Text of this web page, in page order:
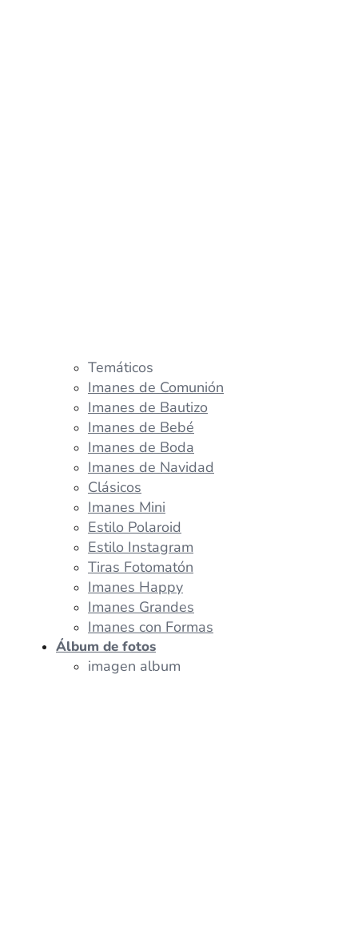
Temáticos
Imanes de Comunión
Imanes de Bautizo
Imanes de Bebé
Imanes de Boda
Imanes de Navidad
Clásicos
Imanes Mini
Estilo Polaroid
Estilo Instagram
Tiras Fotomatón
Imanes Happy
Imanes Grandes
Imanes con Formas
Álbum de fotos
imagen album